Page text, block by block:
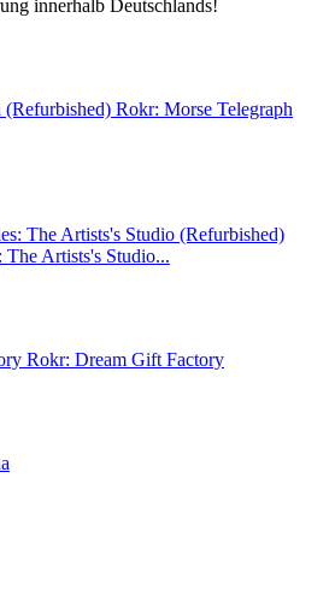
innerhalb Deutschlands!
Rokr: Morse Telegraph
Artists's Studio...
Rokr: Dream Gift Factory